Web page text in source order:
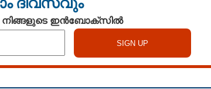
ദിവസവും
നിങ്ങളുടെ ഇൻബോക്സിൽ